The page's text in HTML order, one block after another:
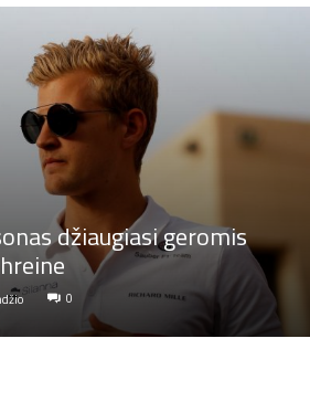
džiaugiasi geromis
0